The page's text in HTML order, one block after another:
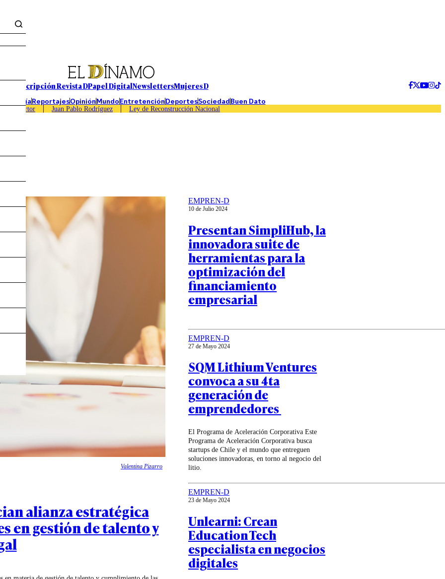
Suscripción Revista DPapel DigitalNewslettersMujeres D
EconomíaReportajesOpiniónMundoEntretenciónDeportesSociedadBuen Dato
Caso Sartor Juan Pablo Rodríguez Ley de Reconstrucción Nacional
Valentina Pizarro
alianza estratégica
en gestión de talento y
EMPREN-D
10 de Julio 2024
Presentan SimpliHub, la
innovadora suite de
herramientas para la
optimización del
financiamiento
empresarial
EMPREN-D
27 de Mayo 2024
SQM Lithium Ventures
convoca a su 4ta
generación de
emprendedores
El Programa de Aceleración Corporativa Este
Programa de Aceleración Corporativa busca
startups de Chile y el mundo que entreguen
soluciones innovadoras, en torno al negocio del
litio.
EMPREN-D
23 de Mayo 2024
Unlearni: Crean
Education Tech
especialista en negocios
digitales